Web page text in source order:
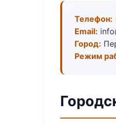
Телефон:
Email:
Город:
Режим